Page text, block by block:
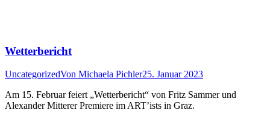
Wetterbericht
UncategorizedVon Michaela Pichler25. Januar 2023
Am 15. Februar feiert „Wetterbericht“ von Fritz Sammer und
Alexander Mitterer Premiere im ART’ists in Graz.